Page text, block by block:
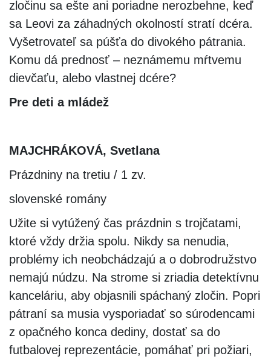
zločinu sa ešte ani poriadne nerozbehne, keď
sa Leovi za záhadných okolností stratí dcéra.
Vyšetrovateľ sa púšťa do divokého pátrania.
Komu dá prednosť – neznámemu mŕtvemu
dievčaťu, alebo vlastnej dcére?
Pre deti a mládež
MAJCHRÁKOVÁ, Svetlana
Prázdniny na tretiu / 1 zv.
slovenské romány
Užite si vytúžený čas prázdnin s trojčatami,
ktoré vždy držia spolu. Nikdy sa nenudia,
problémy ich neobchádzajú a o dobrodružstvo
nemajú núdzu. Na strome si zriadia detektívnu
kanceláriu, aby objasnili spáchaný zločin. Popri
pátraní sa musia vysporiadať so súrodencami
z opačného konca dediny, dostať sa do
futbalovej reprezentácie, pomáhať pri požiari,